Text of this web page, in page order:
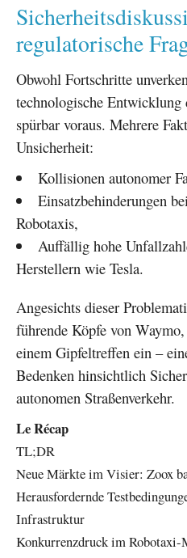
regulatorische
Obwohl Fortschritte
technologische Entwicklung
spürbar voraus. Mehrere
Unsicherheit:
Kollisionen autonomer
Einsatzbehinderungen
Robotaxis,
Auffällig hohe
Herstellern wie Tesla.
Angesichts dieser
führende Köpfe von
einem Gipfeltreffen ein –
Bedenken hinsichtlich
autonomen Straßenverkehr.
Le Récap
TL;DR
Neue Märkte im Visier: Zoox
Herausfordernde
Infrastruktur
Konkurrenzdruck im Robotaxi-